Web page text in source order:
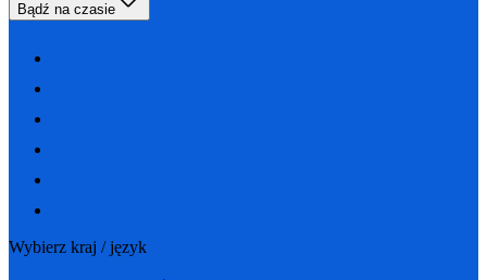
Bądź na czasie
Wybierz kraj / język